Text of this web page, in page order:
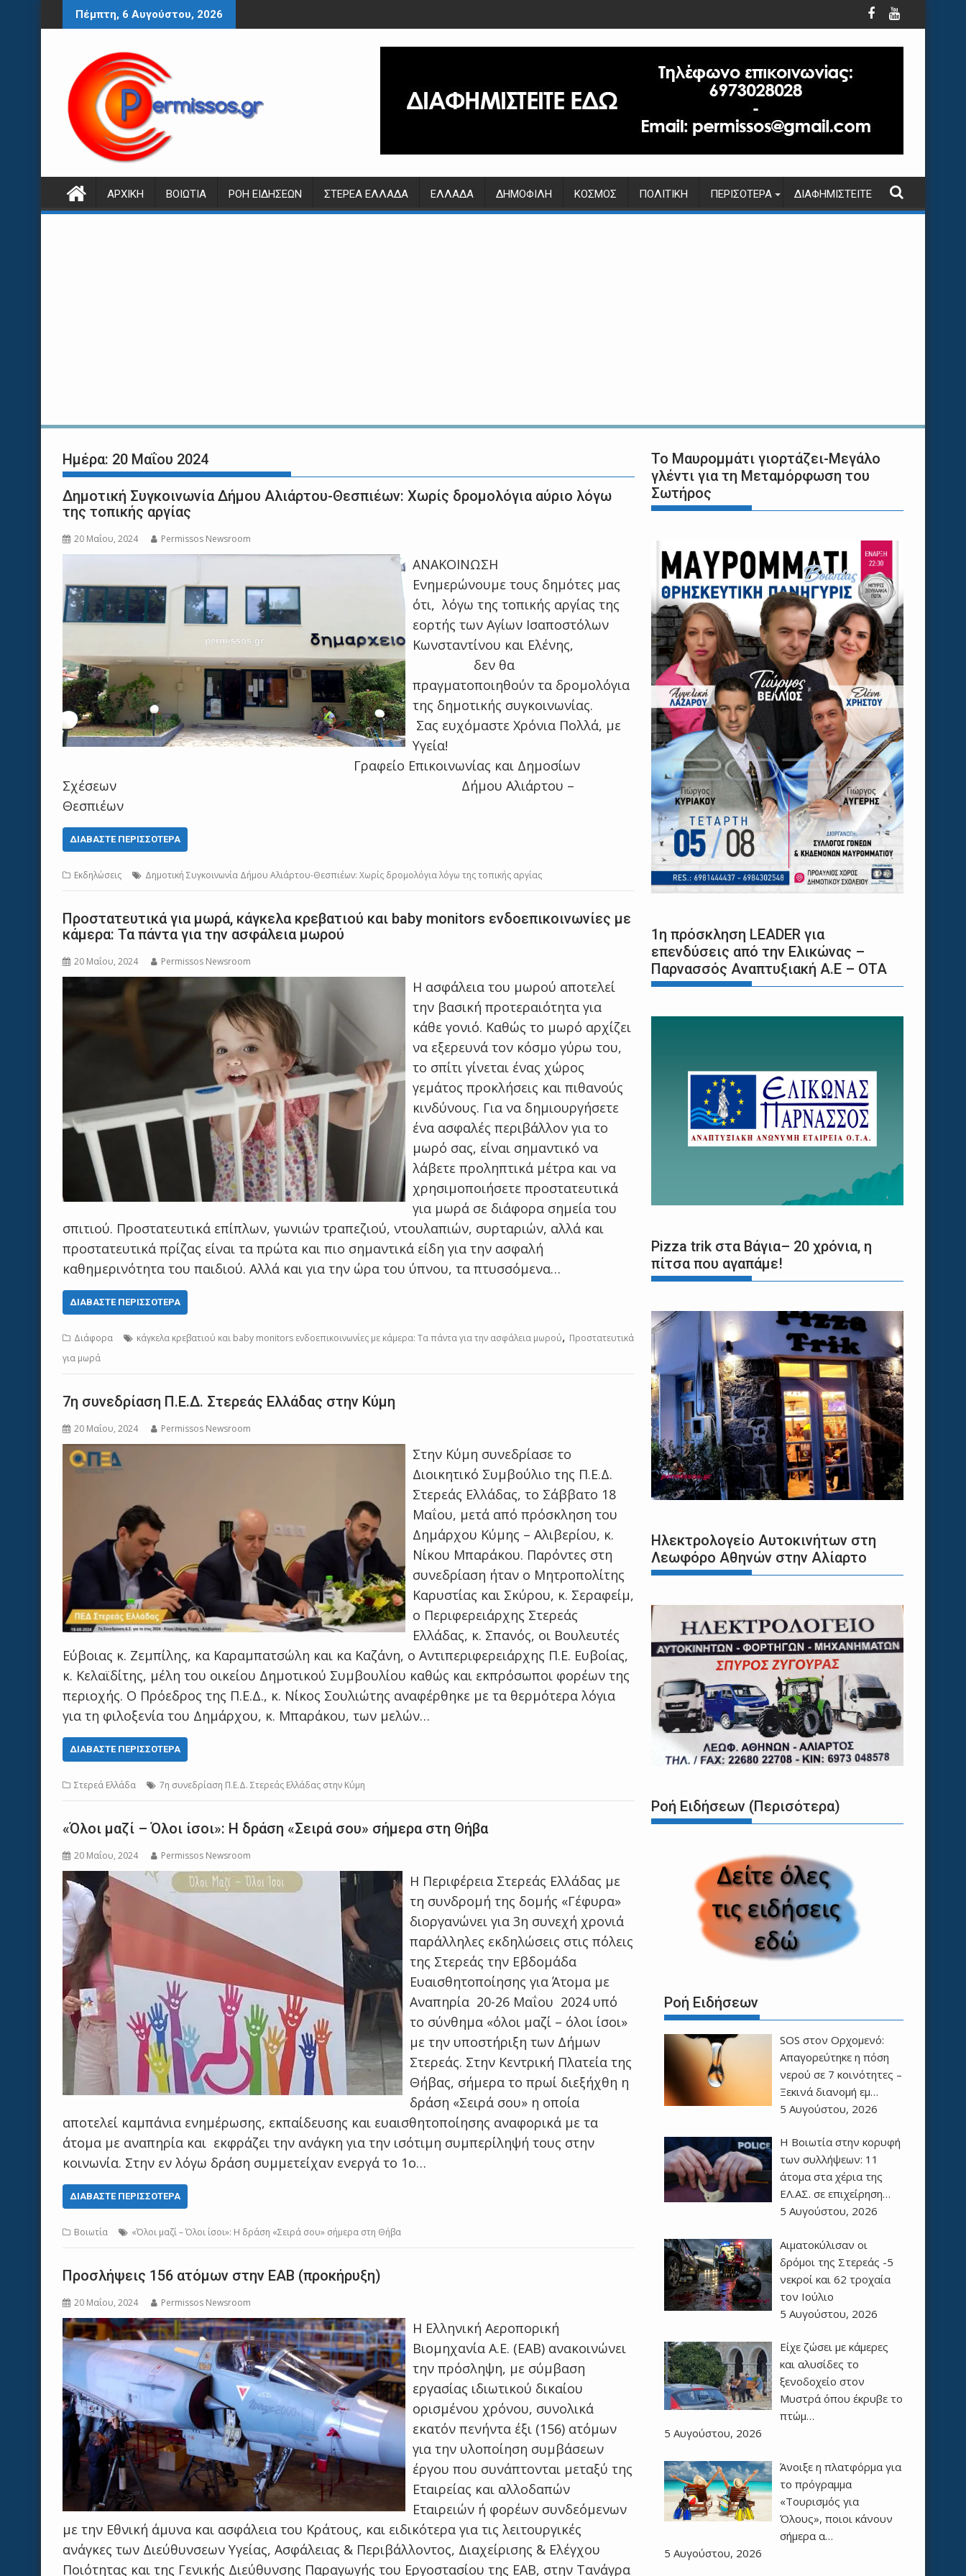
Περάστε
στο
Πέμπτη, 6 Αυγούστου, 2026
ΑΡΧΙΚΉ ΒΟΙΩΤΊΑ ΡΟΉ ΕΙΔΉΣΕΩΝ ΣΤΕΡΕΆ ΕΛΛΆΔΑ ΕΛΛΆΔΑ ΔΗΜΟΦΙΛΉ ΚΌΣΜΟΣ ΠΟΛΙΤΙΚΉ ΠΕΡΙΣΌΤΕΡΑ ΔΙΑΦΗΜΙΣΤΕΊΤΕ
Ημέρα: 20 Μαΐου 2024
Δημοτική Συγκοινωνία Δήμου Αλιάρτου-Θεσπιέων: Χωρίς δρομολόγια αύριο λόγω
της τοπικής αργίας
20 Μαΐου, 2024 Permissos Newsroom
ΑΝΑΚΟΙΝΩΣΗ
Ενημερώνουμε τους δημότες μας
ότι, λόγω της τοπικής αργίας της
εορτής των Αγίων Ισαποστόλων
Κωνσταντίνου και Ελένης,
δεν θα
πραγματοποιηθούν τα δρομολόγια
της δημοτικής συγκοινωνίας.
Σας ευχόμαστε Χρόνια Πολλά, με
Υγεία!
Γραφείο Επικοινωνίας και Δημοσίων
Σχέσεων Δήμου Αλιάρτου –
Θεσπιέων
ΔΙΑΒΆΣΤΕ ΠΕΡΙΣΣΌΤΕΡΑ
Εκδηλώσεις Δημοτική Συγκοινωνία Δήμου Αλιάρτου-Θεσπιέων: Χωρίς δρομολόγια λόγω της τοπικής αργίας
Προστατευτικά για μωρά, κάγκελα κρεβατιού και baby monitors ενδοεπικοινωνίες με
κάμερα: Τα πάντα για την ασφάλεια μωρού
20 Μαΐου, 2024 Permissos Newsroom
Η ασφάλεια του μωρού αποτελεί
την βασική προτεραιότητα για
κάθε γονιό. Καθώς το μωρό αρχίζει
να εξερευνά τον κόσμο γύρω του,
το σπίτι γίνεται ένας χώρος
γεμάτος προκλήσεις και πιθανούς
κινδύνους. Για να δημιουργήσετε
ένα ασφαλές περιβάλλον για το
μωρό σας, είναι σημαντικό να
λάβετε προληπτικά μέτρα και να
χρησιμοποιήσετε προστατευτικά
για μωρά σε διάφορα σημεία του
σπιτιού. Προστατευτικά επίπλων, γωνιών τραπεζιού, ντουλαπιών, συρταριών, αλλά και
προστατευτικά πρίζας είναι τα πρώτα και πιο σημαντικά είδη για την ασφαλή
καθημερινότητα του παιδιού. Αλλά και για την ώρα του ύπνου, τα πτυσσόμενα…
ΔΙΑΒΆΣΤΕ ΠΕΡΙΣΣΌΤΕΡΑ
Διάφορα κάγκελα κρεβατιού και baby monitors ενδοεπικοινωνίες με κάμερα: Τα πάντα για την ασφάλεια μωρού, Προστατευτικά
για μωρά
7η συνεδρίαση Π.Ε.Δ. Στερεάς Ελλάδας στην Κύμη
20 Μαΐου, 2024 Permissos Newsroom
Στην Κύμη συνεδρίασε το
Διοικητικό Συμβούλιο της Π.Ε.Δ.
Στερεάς Ελλάδας, το Σάββατο 18
Μαΐου, μετά από πρόσκληση του
Δημάρχου Κύμης – Αλιβερίου, κ.
Νίκου Μπαράκου. Παρόντες στη
συνεδρίαση ήταν ο Μητροπολίτης
Καρυστίας και Σκύρου, κ. Σεραφείμ,
ο Περιφερειάρχης Στερεάς
Ελλάδας, κ. Σπανός, οι Βουλευτές
Εύβοιας κ. Ζεμπίλης, κα Καραμπατσώλη και κα Καζάνη, ο Αντιπεριφερειάρχης Π.Ε. Ευβοίας,
κ. Κελαϊδίτης, μέλη του οικείου Δημοτικού Συμβουλίου καθώς και εκπρόσωποι φορέων της
περιοχής. Ο Πρόεδρος της Π.Ε.Δ., κ. Νίκος Σουλιώτης αναφέρθηκε με τα θερμότερα λόγια
για τη φιλοξενία του Δημάρχου, κ. Μπαράκου, των μελών…
ΔΙΑΒΆΣΤΕ ΠΕΡΙΣΣΌΤΕΡΑ
Στερεά Ελλάδα 7η συνεδρίαση Π.Ε.Δ. Στερεάς Ελλάδας στην Κύμη
«Όλοι μαζί – Όλοι ίσοι»: H δράση «Σειρά σου» σήμερα στη Θήβα
20 Μαΐου, 2024 Permissos Newsroom
Η Περιφέρεια Στερεάς Ελλάδας με
τη συνδρομή της δομής «Γέφυρα»
διοργανώνει για 3η συνεχή χρονιά
παράλληλες εκδηλώσεις στις πόλεις
της Στερεάς την Εβδομάδα
Ευαισθητοποίησης για Άτομα με
Αναπηρία 20-26 Μαΐου 2024 υπό
το σύνθημα «όλοι μαζί – όλοι ίσοι»
με την υποστήριξη των Δήμων
Στερεάς. Στην Κεντρική Πλατεία της
Θήβας, σήμερα το πρωί διεξήχθη η
δράση «Σειρά σου» η οποία
αποτελεί καμπάνια ενημέρωσης, εκπαίδευσης και ευαισθητοποίησης αναφορικά με τα
άτομα με αναπηρία και εκφράζει την ανάγκη για την ισότιμη συμπερίληψή τους στην
κοινωνία. Στην εν λόγω δράση συμμετείχαν ενεργά το 1ο…
ΔΙΑΒΆΣΤΕ ΠΕΡΙΣΣΌΤΕΡΑ
Βοιωτία «Όλοι μαζί – Όλοι ίσοι»: H δράση «Σειρά σου» σήμερα στη Θήβα
Προσλήψεις 156 ατόμων στην ΕΑΒ (προκήρυξη)
20 Μαΐου, 2024 Permissos Newsroom
Η Ελληνική Αεροπορική
Βιομηχανία Α.Ε. (ΕΑΒ) ανακοινώνει
την πρόσληψη, με σύμβαση
εργασίας ιδιωτικού δικαίου
ορισμένου χρόνου, συνολικά
εκατόν πενήντα έξι (156) ατόμων
για την υλοποίηση συμβάσεων
έργου που συνάπτονται μεταξύ της
Εταιρείας και αλλοδαπών
Εταιρειών ή φορέων συνδεόμενων
με την Εθνική άμυνα και ασφάλεια του Κράτους, και ειδικότερα για τις λειτουργικές
ανάγκες των Διεύθυνσεων Υγείας, Ασφάλειας & Περιβάλλοντος, Διαχείρισης & Ελέγχου
Ποιότητας και της Γενικής Διεύθυνσης Παραγωγής του Εργοστασίου της ΕΑΒ, στην Τανάγρα
Το Μαυρομμάτι γιορτάζει-Μεγάλο
γλέντι για τη Μεταμόρφωση του
Σωτήρος
1η πρόσκληση LEADER για
επενδύσεις από την Ελικώνας –
Παρνασσός Αναπτυξιακή Α.Ε – ΟΤΑ
Pizza trik στα Βάγια– 20 χρόνια, η
πίτσα που αγαπάμε!
Ηλεκτρολογείο Αυτοκινήτων στη
Λεωφόρο Αθηνών στην Αλίαρτο
Ροή Ειδήσεων (Περισότερα)
Ροή Ειδήσεων
SOS στον Ορχομενό:
Απαγορεύτηκε η πόση
νερού σε 7 κοινότητες –
Ξεκινά διανομή εμ…
5 Αυγούστου, 2026
Η Βοιωτία στην κορυφή
των συλλήψεων: 11
άτομα στα χέρια της
ΕΛ.ΑΣ. σε επιχείρηση…
5 Αυγούστου, 2026
Αιματοκύλισαν οι
δρόμοι της Στερεάς -5
νεκροί και 62 τροχαία
τον Ιούλιο
5 Αυγούστου, 2026
Είχε ζώσει με κάμερες
και αλυσίδες το
ξενοδοχείο στον
Μυστρά όπου έκρυβε το
πτώμ…
5 Αυγούστου, 2026
Άνοιξε η πλατφόρμα για
το πρόγραμμα
«Τουρισμός για
Όλους», ποιοι κάνουν
σήμερα α…
5 Αυγούστου, 2026